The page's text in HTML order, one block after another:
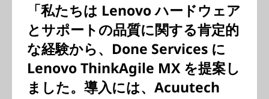
「私たちは Lenovo ハードウェア
とサポートの品質に関する肯定的
な経験から、Done Services に
Lenovo ThinkAgile MX を提案し
ました。導入には、Acuutech